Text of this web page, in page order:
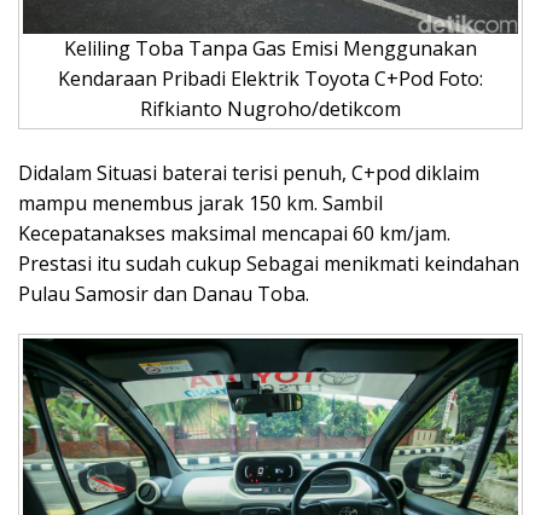
Keliling Toba Tanpa Gas Emisi Menggunakan
Kendaraan Pribadi Elektrik Toyota C+Pod Foto:
Rifkianto Nugroho/detikcom
Didalam Situasi baterai terisi penuh, C+pod diklaim
mampu menembus jarak 150 km. Sambil
Kecepatanakses maksimal mencapai 60 km/jam.
Prestasi itu sudah cukup Sebagai menikmati keindahan
Pulau Samosir dan Danau Toba.